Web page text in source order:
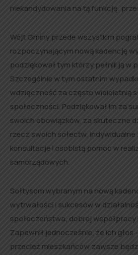
niekandydowania na tą funkcję.
Wójt Gminy przede wszystkim
rozpoczynającym nową kadencję
podziękował tym którzy pełnili ją w
Szczególnie w tym ostatnim
wdzięczność za często wieloletnią
społeczności. Podziękował Im za
swoich obowiązków, za skuteczne
rzecz swoich sołectw,
konsultacje i osobistą pomoc w
samorządowych.
Sołtysom wybranym na nową
wytrwałości i sukcesów w
społeczeństwa, dobrej współpracy
Zapewnił jednocześnie, że Ich głos
przecież mieszkańców zawsze